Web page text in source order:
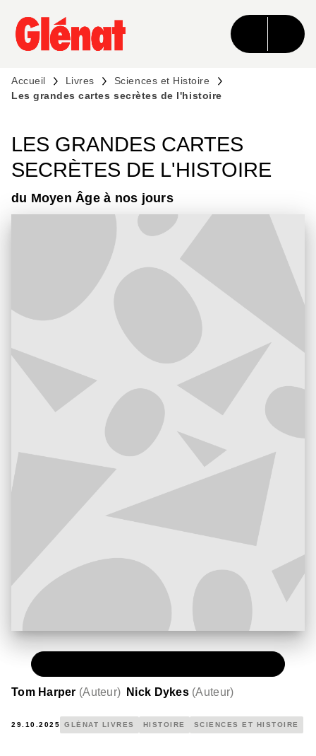
MENU RECHERCHE CONTENU
PIED DE PAGE
Accueil Livres
Sciences et Histoire
Les grandes cartes secrètes de l'histoire
LES GRANDES CARTES
SECRÈTES DE L'HISTOIRE
du Moyen Âge à nos jours
Tom Harper (Auteur) Nick Dykes (Auteur)
29.10.2025 GLÉNAT LIVRES HISTOIRE SCIENCES ET HISTOIRE